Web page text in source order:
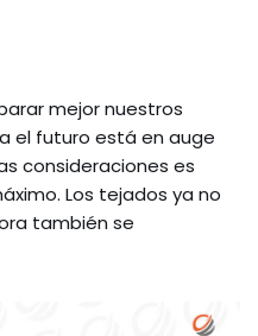
mejor nuestros
el futuro está en auge
consideraciones es
Los tejados ya no
también se